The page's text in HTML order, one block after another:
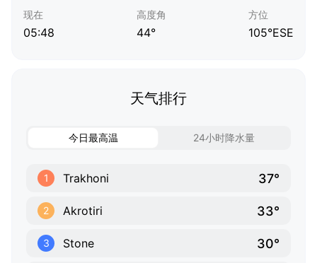
现在
05:48
高度角
44°
方位
105°ESE
天气排行
今日最高温 24小时降水量
1 Trakhoni 37°
2 Akrotiri 33°
3 Stone 30°